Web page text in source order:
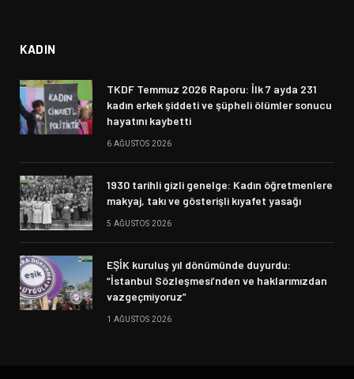
KADIN
TKDF Temmuz 2026 Raporu: İlk 7 ayda 231
kadın erkek şiddeti ve şüpheli ölümler sonucu
hayatını kaybetti
6 AĞUSTOS 2026
1930 tarihli gizli genelge: Kadın öğretmenlere
makyaj, takı ve gösterişli kıyafet yasağı
5 AĞUSTOS 2026
EŞİK kuruluş yıl dönümünde duyurdu:
“İstanbul Sözleşmesi’nden ve haklarımızdan
vazgeçmiyoruz”
1 AĞUSTOS 2026